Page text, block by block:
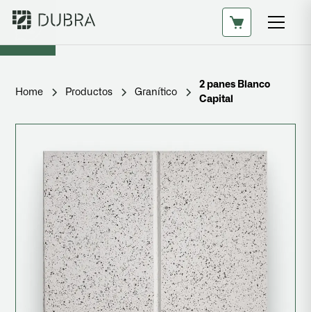
Home Productos Granítico
2 panes Blanco
Capital